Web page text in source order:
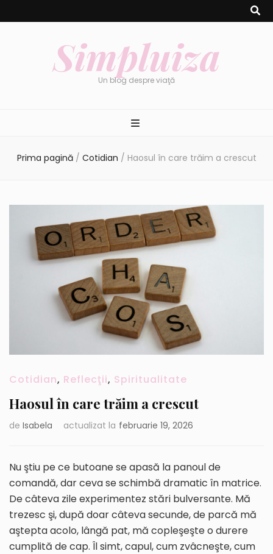
Simpluiza
Un blog despre viaţă
Prima pagină / Cotidian / Haosul în care trăim a crescut
Cotidian, Reflecţii, Spiritualitate
Haosul în care trăim a crescut
de Isabela actualizat la februarie 19, 2026
Nu ştiu pe ce butoane se apasă la panoul de
comandă, dar ceva se schimbă dramatic în matrice.
De câteva zile experimentez stări bulversante. Mă
trezesc şi, după doar câteva secunde, de parcă mă
aştepta acolo, lângă pat, mă copleşeşte o durere
cumplită de cap. Îl simt, capul, cum zvâcneşte, cum